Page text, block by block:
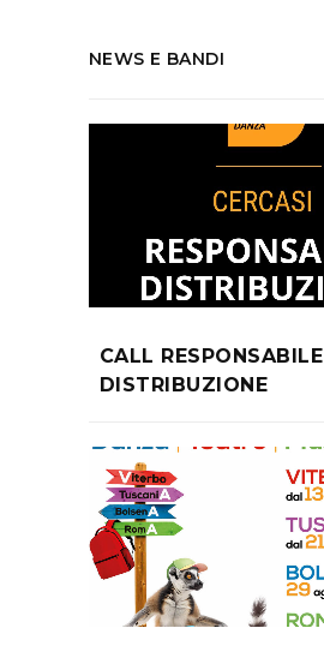
NEWS E BANDI
CALL RESPONSABILE
DISTRIBUZIONE